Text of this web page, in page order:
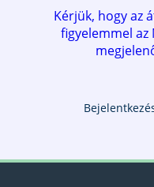
Kérjük, hogy az
figyelemmel az